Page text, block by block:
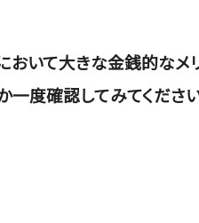
いて大きな金銭的なメ
度確認してみてください